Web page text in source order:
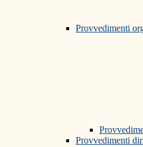
Provvedimenti
Provvedimenti